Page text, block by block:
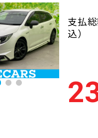
支払
込）